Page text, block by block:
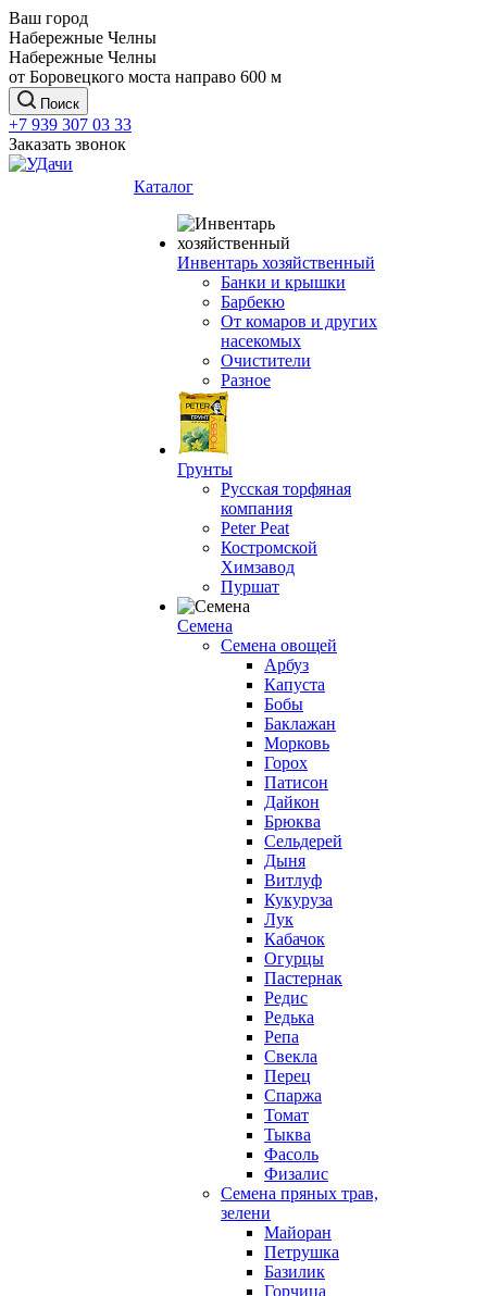
Ваш город
Набережные Челны
Набережные Челны
от Боровецкого моста направо 600 м
Поиск
+7 939 307 03 33
Заказать звонок
Каталог
Инвентарь хозяйственный
Банки и крышки
Барбекю
От комаров и других
насекомых
Очистители
Разное
Грунты
Русская торфяная
компания
Peter Peat
Костромской
Химзавод
Пуршат
Семена
Семена овощей
Арбуз
Капуста
Бобы
Баклажан
Морковь
Горох
Патисон
Дайкон
Брюква
Сельдерей
Дыня
Витлуф
Кукуруза
Лук
Кабачок
Огурцы
Пастернак
Редис
Редька
Репа
Свекла
Перец
Спаржа
Томат
Тыква
Фасоль
Физалис
Семена пряных трав,
зелени
Майоран
Петрушка
Базилик
Горчица